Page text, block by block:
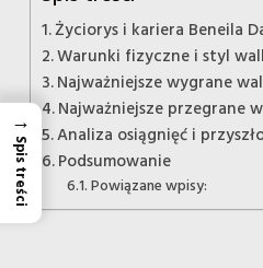
Życiorys i kariera Beneila
Warunki fizyczne i styl
Najważniejsze wygrane
Najważniejsze przegrane
Analiza osiągnięć i
Podsumowanie
Powiązane wpisy:
→
Spis treści